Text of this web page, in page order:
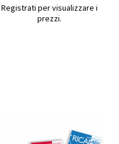
Registrati per visualizzare i
prezzi.